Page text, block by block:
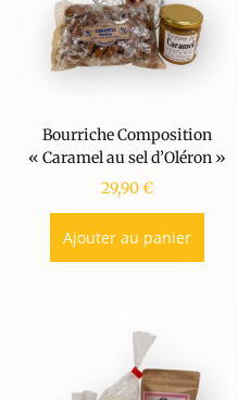
Bourriche Composition
« Caramel au sel d’Oléron »
29,90€
Ajouter au panier